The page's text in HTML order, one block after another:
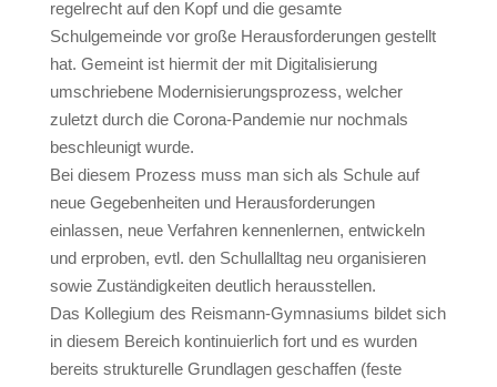
regelrecht auf den Kopf und die gesamte
Schulgemeinde vor große Herausforderungen gestellt
hat. Gemeint ist hiermit der mit Digitalisierung
umschriebene Modernisierungsprozess, welcher
zuletzt durch die Corona-Pandemie nur nochmals
beschleunigt wurde.
Bei diesem Prozess muss man sich als Schule auf
neue Gegebenheiten und Herausforderungen
einlassen, neue Verfahren kennenlernen, entwickeln
und erproben, evtl. den Schullalltag neu organisieren
sowie Zuständigkeiten deutlich herausstellen.
Das Kollegium des Reismann-Gymnasiums bildet sich
in diesem Bereich kontinuierlich fort und es wurden
bereits strukturelle Grundlagen geschaffen (feste